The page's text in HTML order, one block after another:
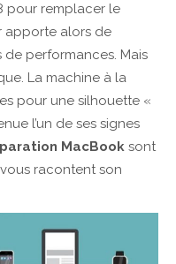
pour remplacer le
apporte alors de
performances. Mais
La machine à la
pour une silhouette «
l’un de ses signes
MacBook sont
racontent son